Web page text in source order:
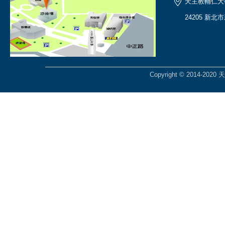
24205 新北
Copyright © 2014-2020